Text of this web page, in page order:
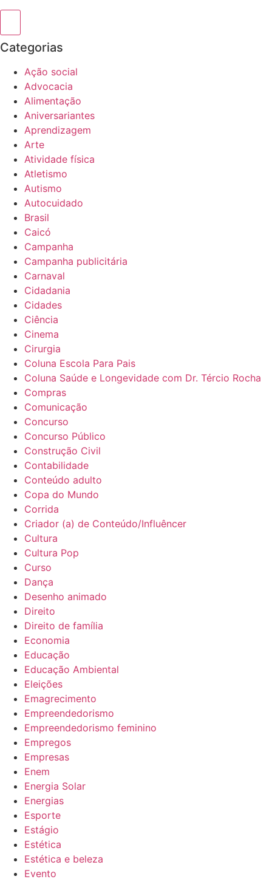
Categorias
Ação social
Advocacia
Alimentação
Aniversariantes
Aprendizagem
Arte
Atividade física
Atletismo
Autismo
Autocuidado
Brasil
Caicó
Campanha
Campanha publicitária
Carnaval
Cidadania
Cidades
Ciência
Cinema
Cirurgia
Coluna Escola Para Pais
Coluna Saúde e Longevidade com Dr. Tércio Rocha
Compras
Comunicação
Concurso
Concurso Público
Construção Civil
Contabilidade
Conteúdo adulto
Copa do Mundo
Corrida
Criador (a) de Conteúdo/Influêncer
Cultura
Cultura Pop
Curso
Dança
Desenho animado
Direito
Direito de família
Economia
Educação
Educação Ambiental
Eleições
Emagrecimento
Empreendedorismo
Empreendedorismo feminino
Empregos
Empresas
Enem
Energia Solar
Energias
Esporte
Estágio
Estética
Estética e beleza
Evento